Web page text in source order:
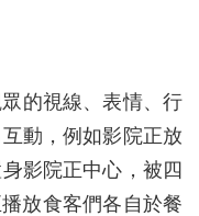
的視線、表情、行
動，例如影院正放
影院正中心，被四
放食客們各自於餐